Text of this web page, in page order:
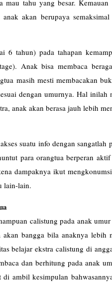
mau tahu yang besar.
anak akan berupaya
6 tahun) pada tahapan
Anak bisa membaca
masih mesti membacakan
dengan umurnya. Hal
anak akan berasa jauh lebih
suatu info dengan
para orangtua berperan
dampaknya ikut
lain-lain.
calistung pada anak
bangga bila anaknya lebih
belajar ekstra calistung di
dan berhitung pada anak
ambil kesimpulan